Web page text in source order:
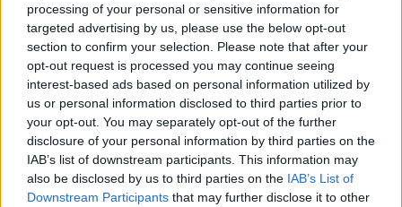
processing of your personal or sensitive information for
targeted advertising by us, please use the below opt-out
section to confirm your selection. Please note that after your
opt-out request is processed you may continue seeing
interest-based ads based on personal information utilized by
us or personal information disclosed to third parties prior to
your opt-out. You may separately opt-out of the further
disclosure of your personal information by third parties on the
IAB’s list of downstream participants. This information may
also be disclosed by us to third parties on the IAB’s List of
Downstream Participants that may further disclose it to other
Notizie in tempo reale?
Entra nel canale telegram di
GalluraOggi.it
Inviaci le tue segnalazioni,
i tuoi video e le tue foto
Su WhatsApp al numero +39